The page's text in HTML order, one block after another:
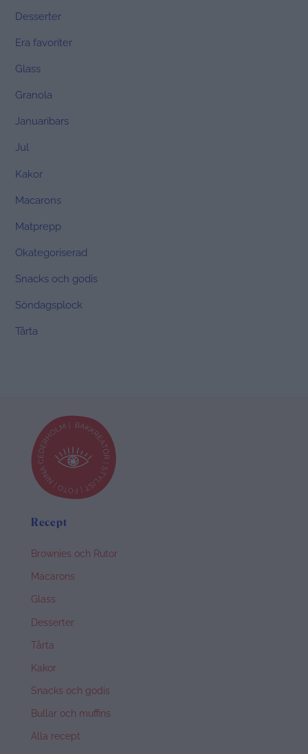
Desserter
Era favoriter
Glass
Granola
Januaribars
Jul
Kakor
Macarons
Matprepp
Okategoriserad
Snacks och godis
Söndagsplock
Tårta
Recept
Brownies och Rutor
Macarons
Glass
Desserter
Tårta
Kakor
Snacks och godis
Bullar och muffins
Alla recept